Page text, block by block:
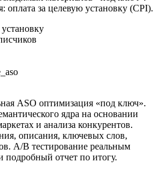
оплата за целевую установку (CPI).
ASO оптимизация «под ключ».
ядра на основании
и анализа конкурентов.
описания, ключевых слов,
A/B тестирование реальным
подробный отчет по итогу.